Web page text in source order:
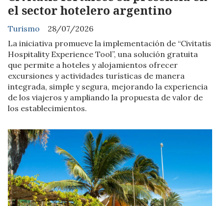
el sector hotelero argentino
Turismo
28/07/2026
La iniciativa promueve la implementación de “Civitatis
Hospitality Experience Tool”, una solución gratuita
que permite a hoteles y alojamientos ofrecer
excursiones y actividades turísticas de manera
integrada, simple y segura, mejorando la experiencia
de los viajeros y ampliando la propuesta de valor de
los establecimientos.